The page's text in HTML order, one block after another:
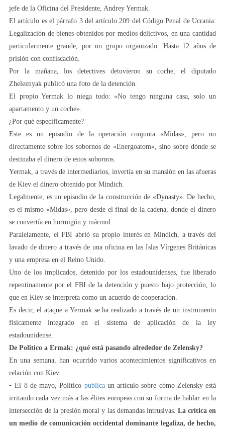
jefe de la Oficina del Presidente, Andrey Yermak.
El artículo es el párrafo 3 del artículo 209 del Código Penal de Ucrania:
Legalización de bienes obtenidos por medios delictivos, en una cantidad
particularmente grande, por un grupo organizado. Hasta 12 años de
prisión con confiscación.
Por la mañana, los detectives detuvieron su coche, el diputado
Zheleznyak publicó una foto de la detención.
El propio Yermak lo niega todo: «No tengo ninguna casa, solo un
apartamento y un coche».
¿Por qué específicamente?
Este es un episodio de la operación conjunta «Midas», pero no
directamente sobre los sobornos de «Energoatom», sino sobre dónde se
destinaba el dinero de estos sobornos.
Yermak, a través de intermediarios, invertía en su mansión en las afueras
de Kiev el dinero obtenido por Mindich.
Legalmente, es un episodio de la construcción de «Dynasty». De hecho,
es el mismo «Midas», pero desde el final de la cadena, donde el dinero
se convertía en hormigón y mármol.
Paralelamente, el FBI abrió su propio interés en Mindich, a través del
lavado de dinero a través de una oficina en las Islas Vírgenes Británicas
y una empresa en el Reino Unido.
Uno de los implicados, detenido por los estadounidenses, fue liberado
repentinamente por el FBI de la detención y puesto bajo protección, lo
que en Kiev se interpreta como un acuerdo de cooperación.
Es decir, el ataque a Yermak se ha realizado a través de un instrumento
físicamente integrado en el sistema de aplicación de la ley
estadounidense.
De Politico a Ermak: ¿qué está pasando alrededor de Zelensky?
En una semana, han ocurrido varios acontecimientos significativos en
relación con Kiev.
▪️ El 8 de mayo, Politico publicaun artículo sobre cómo Zelensky está
irritando cada vez más a las élites europeas con su forma de hablar en la
intersección de la presión moral y las demandas intrusivas. La crítica en
un medio de comunicación occidental dominante legaliza, de hecho,